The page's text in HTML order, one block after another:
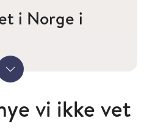
i Norge i
i 2020 (40 534)
– som forventet
årene før pandemien
Vis mer
vi ikke vet